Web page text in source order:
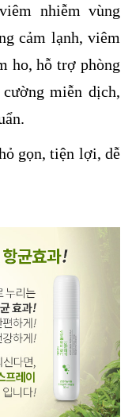
nhiễm vùng
cảm lạnh, viêm
ho, hỗ trợ phòng
miễn dịch,
gọn, tiện lợi, dễ